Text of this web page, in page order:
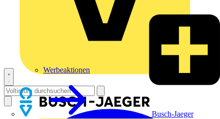
Busch-Jaeger
Werbeaktionen